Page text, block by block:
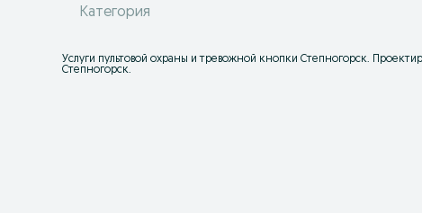
Категория
Услуги пультовой охраны и тревожной кнопки Степногорск.
Степногорск.